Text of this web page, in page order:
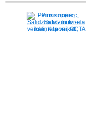
Pirms nopērc,
Salidzini.lv - Interneta
veikali, Kuponi, OCTA